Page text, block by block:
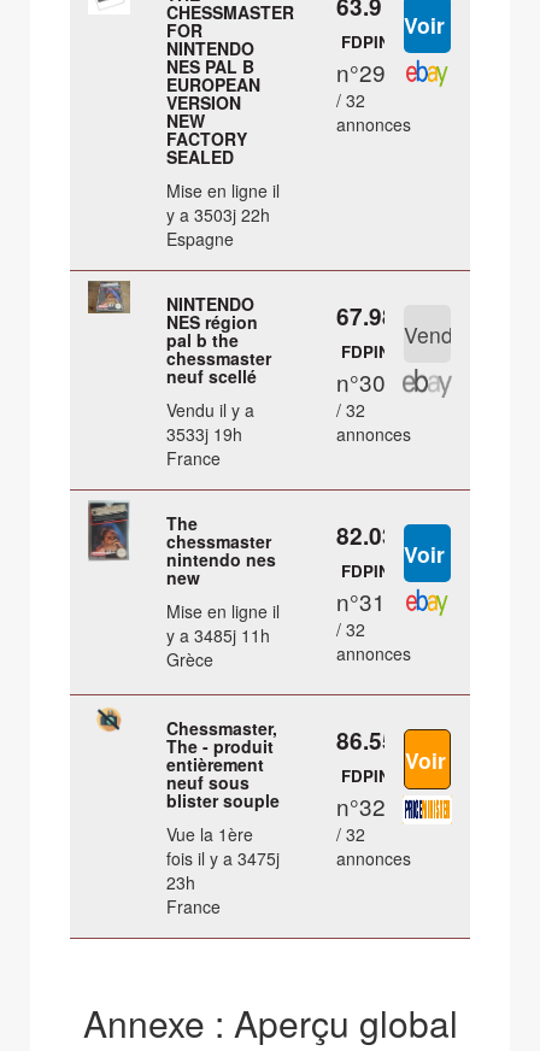
CHESSMASTER
FOR
NINTENDO
NES PAL B
EUROPEAN
VERSION
NEW
FACTORY
SEALED
Mise en ligne il
y a 3503j 22h
Espagne
63.9 €
FDPIN
n°29
/ 32
annonces
NINTENDO
NES région
pal b the
chessmaster
neuf scellé
Vendu il y a
3533j 19h
France
67.98 €
FDPIN
n°30
/ 32
annonces
The
chessmaster
nintendo nes
new
Mise en ligne il
y a 3485j 11h
Grèce
82.03 €
FDPIN
n°31
/ 32
annonces
Chessmaster,
The - produit
entièrement
neuf sous
blister souple
Vue la 1ère
fois il y a 3475j
23h
France
86.55 €
FDPIN
n°32
/ 32
annonces
Annexe : Aperçu global